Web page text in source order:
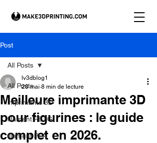
Post
All Posts
imprimante 3D
filament PETG
filament PLA
All Posts
Meilleure imprimante 3D
pour figurines : le guide
complet en 2026.
lv3dblog1
28 mai 8 min de lecture